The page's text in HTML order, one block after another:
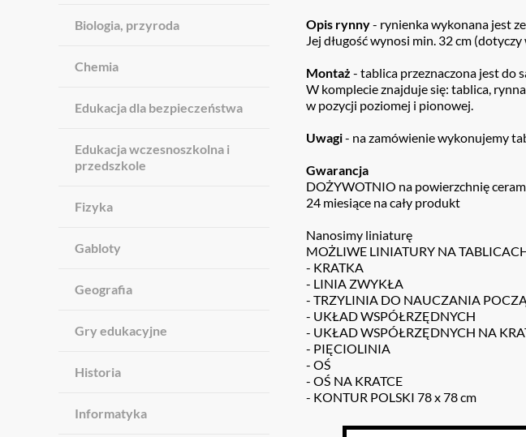
Biologia, przyroda
Chemia
Edukacja dla bezpieczeństwa
Edukacja wczesnoszkolna i
przedszkole
Fizyka
Gabloty
Geografia
Gry edukacyjne
Historia
Informatyka
Opis rynny- rynienka wykonana jest
Jej długość wynosi min. 32 cm
Montaż - tablica przeznaczona jest do
W komplecie znajduje się: tablica,
w pozycji poziomej i pionowej.
Uwagi- na zamówienie wykonujemy
Gwarancja
DOŻYWOTNIO na powierzchnię
24 miesiące na cały produkt
Nanosimy liniaturę
MOŻLIWE LINIATURY NA
- KRATKA
- LINIA ZWYKŁA
- TRZYLINIA DO NAUCZANIA
- UKŁAD WSPÓŁRZĘDNYCH
- UKŁAD WSPÓŁRZĘDNYCH NA
- PIĘCIOLINIA
- OŚ
- OŚ NA KRATCE
- KONTUR POLSKI 78 x 78 cm